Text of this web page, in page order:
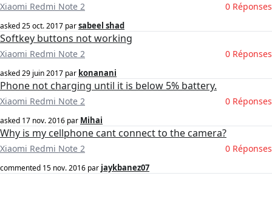
Xiaomi Redmi Note 2 0 Réponses
asked25 oct. 2017 parsabeel shad
Softkey buttons not working
Xiaomi Redmi Note 2 0 Réponses
asked29 juin 2017 par konanani
Phone not charging until it is below 5% battery.
Xiaomi Redmi Note 2 0 Réponses
asked 17 nov. 2016 par Mihai
Why is my cellphone cant connect to the camera?
Xiaomi Redmi Note 2 0 Réponses
commented 15 nov. 2016 par jaykbanez07